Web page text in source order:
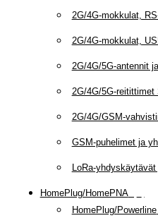
2G/4G-mokkulat,
2G/4G-mokkulat,
2G/4G/5G-antennit
2G/4G/5G-reitittimet
2G/4G/GSM-
GSM-puhelimet ja
LoRa-
HomePlug/HomePNA(
HomePlug/Powerline